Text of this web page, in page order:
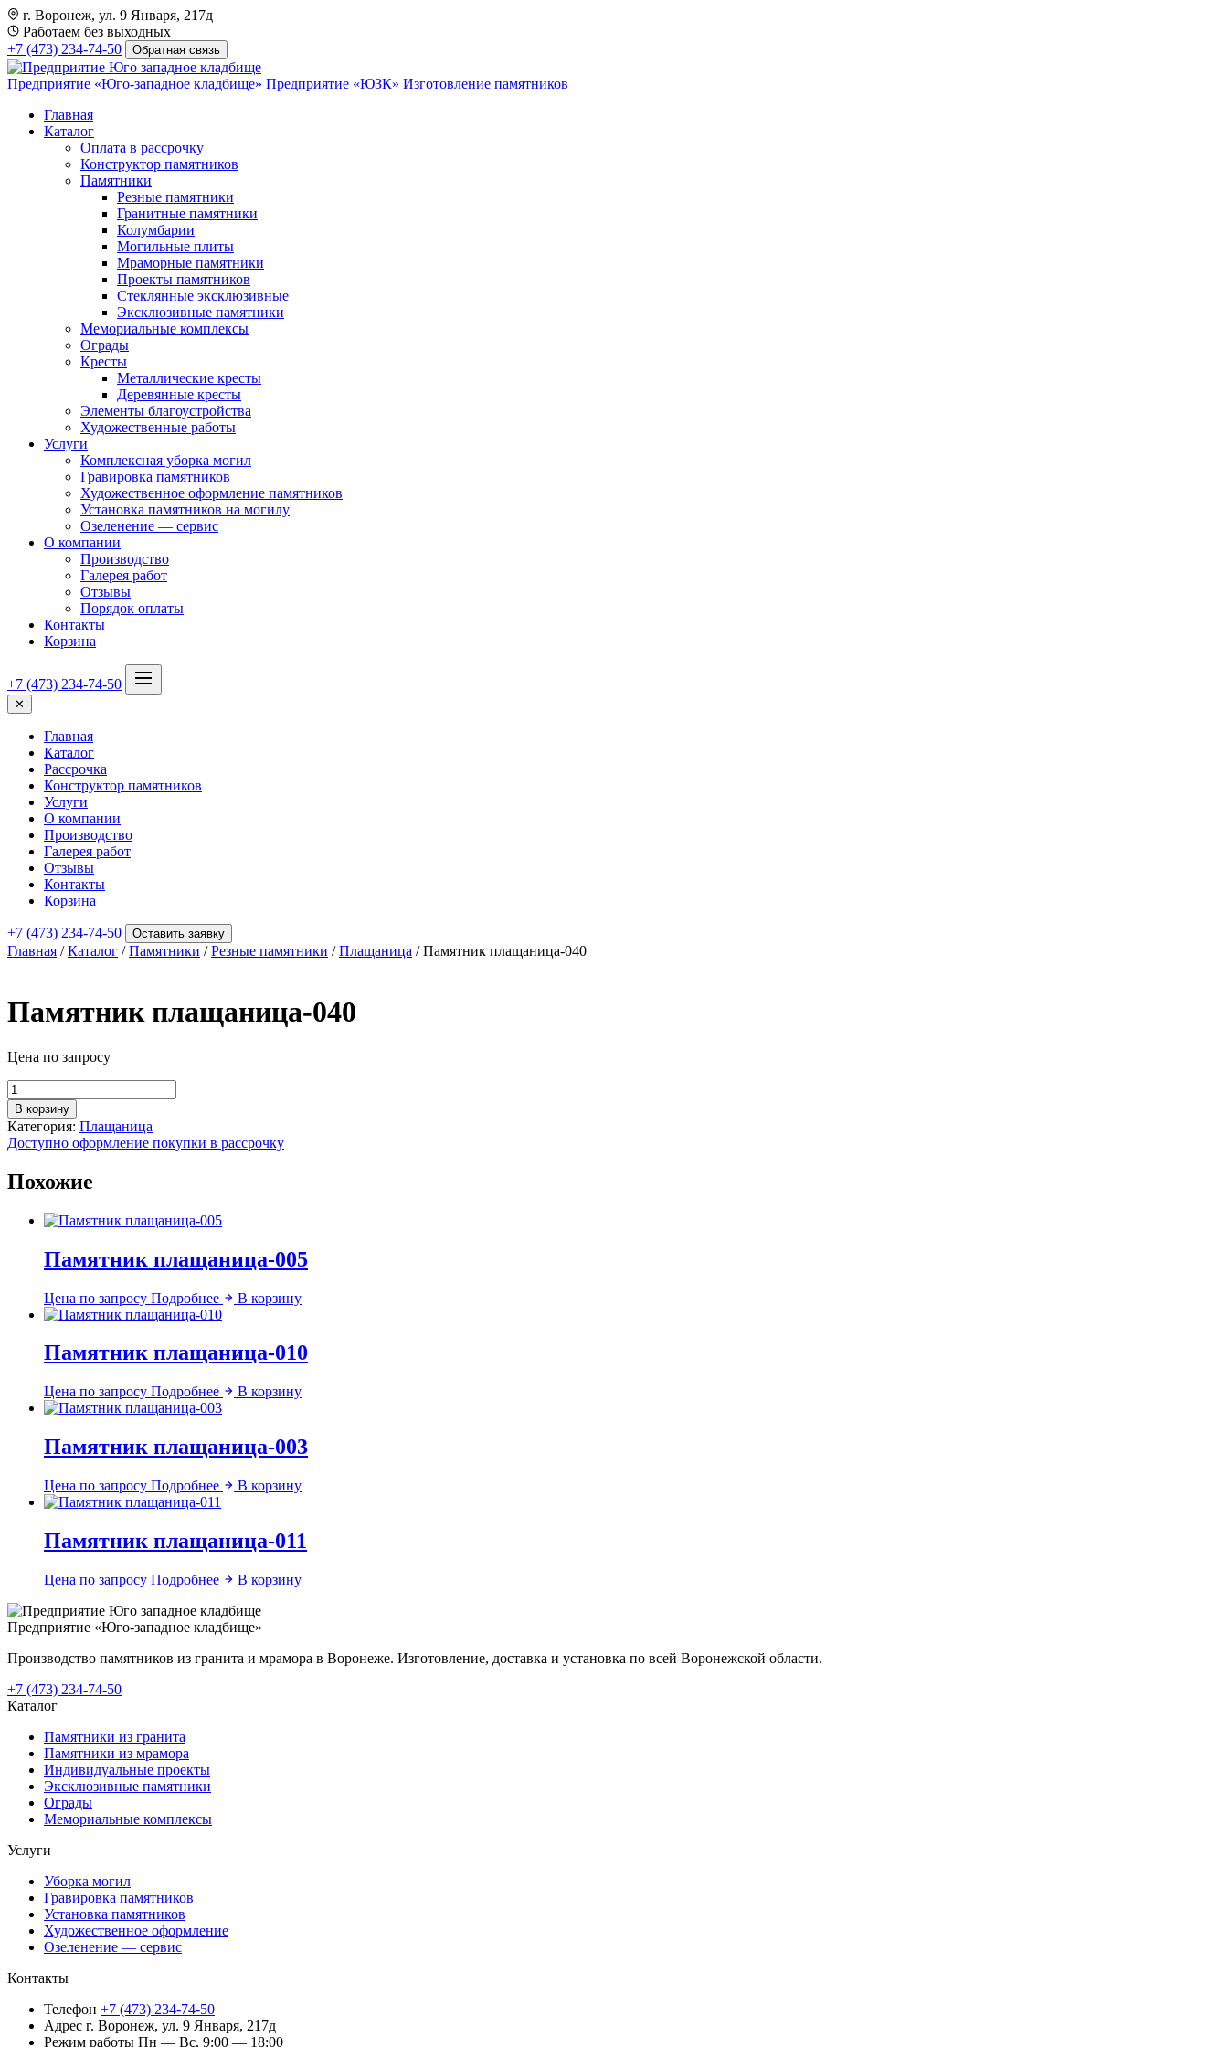
г. Воронеж, ул. 9 Января, 217д
Работаем без выходных
+7 (473) 234-74-50
Обратная связь
Предприятие «Юго-западное кладбище» Предприятие «ЮЗК» Изготовление памятников
Главная
Каталог
Оплата в рассрочку
Конструктор памятников
Памятники
Резные памятники
Гранитные памятники
Колумбарии
Могильные плиты
Мраморные памятники
Проекты памятников
Стеклянные эксклюзивные
Эксклюзивные памятники
Мемориальные комплексы
Ограды
Кресты
Металлические кресты
Деревянные кресты
Элементы благоустройства
Художественные работы
Услуги
Комплексная уборка могил
Гравировка памятников
Художественное оформление памятников
Установка памятников на могилу
Озеленение — сервис
О компании
Производство
Галерея работ
Отзывы
Порядок оплаты
Контакты
Корзина
+7 (473) 234-74-50
✕
Главная
Каталог
Рассрочка
Конструктор памятников
Услуги
О компании
Производство
Галерея работ
Отзывы
Контакты
Корзина
+7 (473) 234-74-50 Оставить заявку
Главная /Каталог /Памятники /Резные памятники /Плащаница / Памятник плащаница-040
Памятник плащаница-040
Цена по запросу
Количество
товара
Памятник
плащаница-040
В корзину
Категория: Плащаница
Доступно оформление покупки в рассрочку
Похожие
Памятник плащаница-005
Цена по запросу Подробнее В корзину
Памятник плащаница-010
Цена по запросу Подробнее В корзину
Памятник плащаница-003
Цена по запросу Подробнее В корзину
Памятник плащаница-011
Цена по запросу Подробнее В корзину
Предприятие «Юго-западное кладбище»
Производство памятников из гранита и мрамора в Воронеже. Изготовление, доставка и установка по всей Воронежской области.
+7 (473) 234-74-50
Каталог
Памятники из гранита
Памятники из мрамора
Индивидуальные проекты
Эксклюзивные памятники
Ограды
Мемориальные комплексы
Услуги
Уборка могил
Гравировка памятников
Установка памятников
Художественное оформление
Озеленение — сервис
Контакты
Телефон +7 (473) 234-74-50
Адрес г. Воронеж, ул. 9 Января, 217д
Режим работы Пн — Вс, 9:00 — 18:00